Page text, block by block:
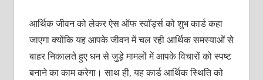
आर्थिक जीवन को लेकर ऐस ऑफ स्वॉर्ड्स को शुभ कार्ड कहा
जाएगा क्योंकि यह आपके जीवन में चल रही आर्थिक समस्याओं से
बाहर निकालते हुए धन से जुड़े मामलों में आपके विचारों को स्पष्ट
बनाने का काम करेगा। साथ ही, यह कार्ड आर्थिक स्थिति को